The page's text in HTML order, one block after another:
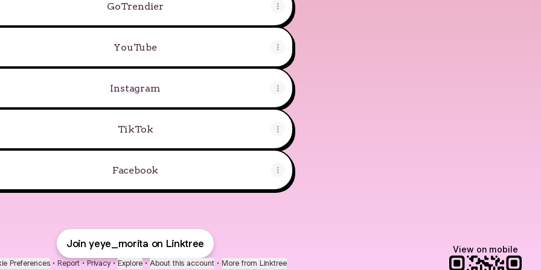
GoTrendier
YouTube
Instagram
TikTok
Facebook
Join yeye_morita on Linktree
Preferences • Report • Privacy • Explore • About this account • More from Linktree
View on mobile